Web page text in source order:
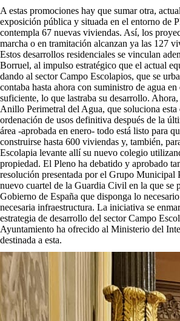
A estas promociones hay que sumar otra,
exposición pública y situada en el entorno de
contempla 67 nuevas viviendas. Así, los
marcha o en tramitación alcanzan ya las 127
Estos desarrollos residenciales se vinculan
Borruel, al impulso estratégico que el actual
dando al sector Campo Escolapios, que se
contaba hasta ahora con suministro de agua
suficiente, lo que lastraba su desarrollo.
Anillo Perimetral del Agua, que soluciona esta
ordenación de usos definitiva después de la
área -aprobada en enero- todo está listo para
construirse hasta 600 viviendas y, también,
Escolapia levante allí su nuevo colegio
propiedad. El Pleno ha debatido y aprobado
resolución presentada por el Grupo Municipal
nuevo cuartel de la Guardia Civil en la que se
Gobierno de España que disponga lo
necesaria infraestructura. La iniciativa se
estrategia de desarrollo del sector Campo
Ayuntamiento ha ofrecido al Ministerio del
destinada a esta.